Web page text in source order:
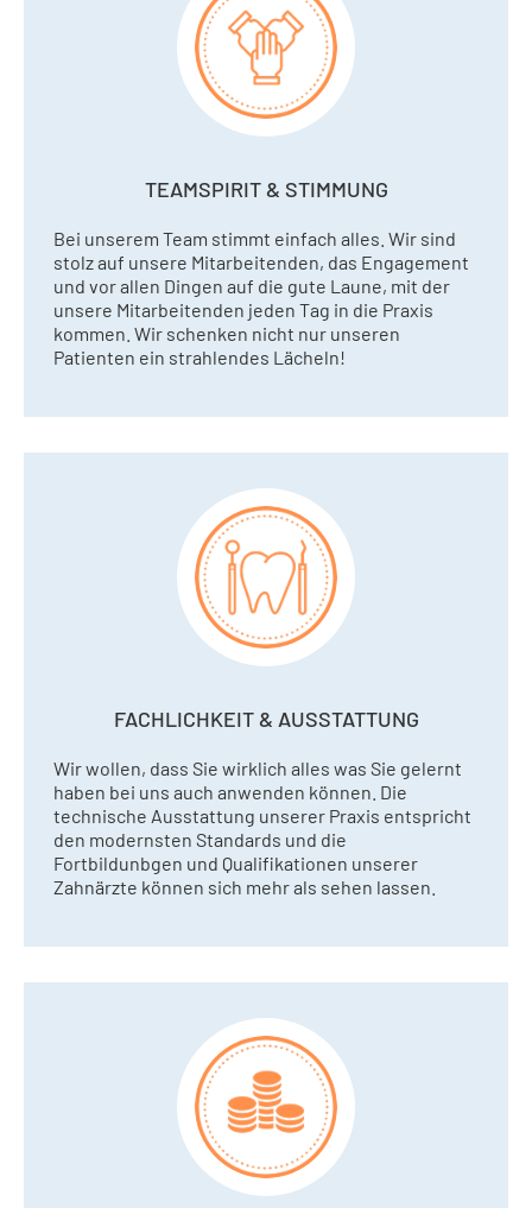
TEAMSPIRIT & STIMMUNG
Bei unserem Team stimmt einfach alles. Wir sind
stolz auf unsere Mitarbeitenden, das Engagement
und vor allen Dingen auf die gute Laune, mit der
unsere Mitarbeitenden jeden Tag in die Praxis
kommen. Wir schenken nicht nur unseren
Patienten ein strahlendes Lächeln!
FACHLICHKEIT & AUSSTATTUNG
Wir wollen, dass Sie wirklich alles was Sie gelernt
haben bei uns auch anwenden können. Die
technische Ausstattung unserer Praxis entspricht
den modernsten Standards und die
Fortbildunbgen und Qualifikationen unserer
Zahnärzte können sich mehr als sehen lassen.